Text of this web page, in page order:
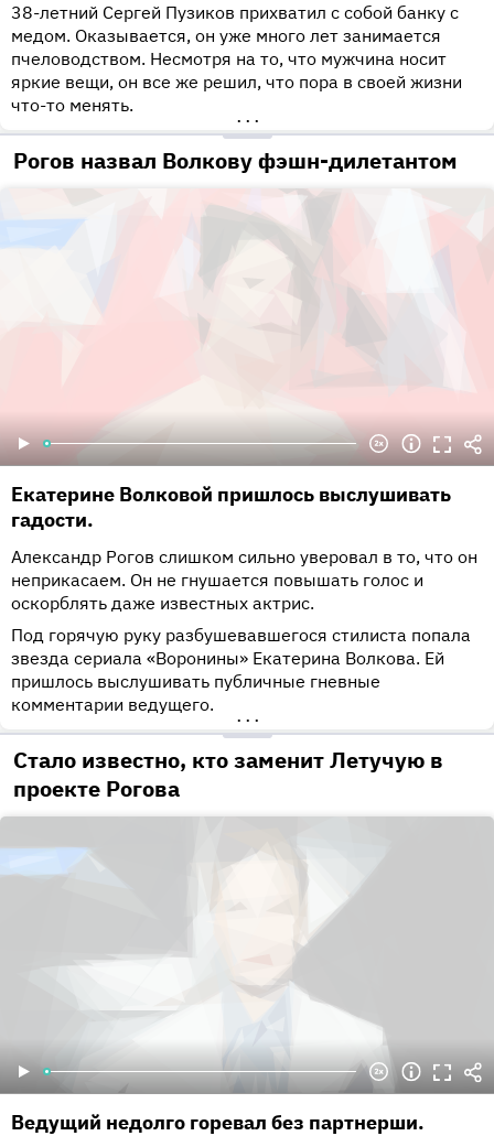
38-летний Сергей Пузиков прихватил с собой банку с
медом. Оказывается, он уже много лет занимается
пчеловодством. Несмотря на то, что мужчина носит
яркие вещи, он все же решил, что пора в своей жизни
что-то менять.
•••
Рогов назвал Волкову фэшн-дилетантом
Екатерине Волковой пришлось выслушивать
гадости.
Александр Рогов слишком сильно уверовал в то, что он
неприкасаем. Он не гнушается повышать голос и
оскорблять даже известных актрис.
Под горячую руку разбушевавшегося стилиста попала
звезда сериала «Воронины» Екатерина Волкова. Ей
пришлось выслушивать публичные гневные
комментарии ведущего.
•••
Стало известно, кто заменит Летучую в
проекте Рогова
Ведущий недолго горевал без партнерши.